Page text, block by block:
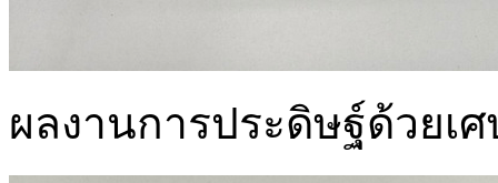
ผลงานการประดิษฐ์ด้วย